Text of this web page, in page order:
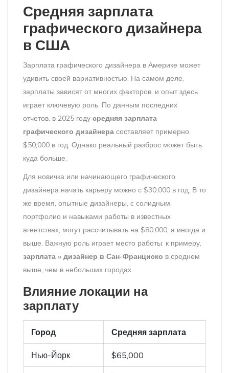
Средняя зарплата
графического дизайнера
в США
Зарплата графического дизайнера в Америке может
удивить своей вариативностью. На самом деле,
зарплаты зависят от многих факторов, и опыт здесь
играет ключевую роль. По данным последних
отчетов, в 2025 году средняя зарплата
графического дизайнера составляет примерно
$50,000 в год. Однако реальный разброс может быть
куда больше.
Для новичка или начинающего графического
дизайнера начать карьеру можно с $30,000 в год. В то
же время, опытные дизайнеры, с солидным
портфолио и навыками работы в известных
агентствах, могут рассчитывать на $80,000, а иногда и
выше. Важную роль играет место работы: к примеру,
зарплата » дизайнер в Сан-Франциско в среднем
выше, чем в небольших городах.
Влияние локации на
зарплату
Город Средняя зарплата
Нью-Йорк $65,000